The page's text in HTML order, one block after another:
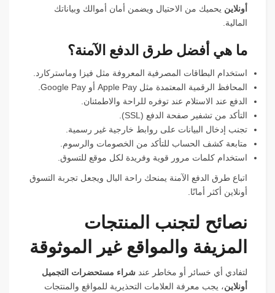
أونلاين يحميك من الاحتيال ويضمن أمان أموالك وبياناتك
المالية.
ما هي أفضل طرق الدفع الآمنة؟
استخدام البطاقات المصرفية المعروفة مثل فيزا وماستركارد.
المحافظ الرقمية المعتمدة مثل Apple Pay أو Google Pay.
الدفع عند الاستلام عند توفره للراحة والاطمئنان.
التأكد من تشفير صفحة الدفع (SSL).
تجنب إدخال البيانات على روابط خارجية غير رسمية.
متابعة كشف الحساب للتأكد من الخصومات والرسوم.
استخدام كلمات مرور قوية وفريدة لكل موقع للتسوق.
اتباع طرق الدفع الآمنة يمنحك راحة البال ويجعل تجربة التسوق
أونلاين أكثر أمانًا.
نصائح لتجنب المنتجات
المزيفة والمواقع غير الموثوقة
لتفادي أي خسائر أو مخاطر عند شراء مستحضرات التجميل
أونلاين، يجب معرفة العلامات التحذيرية للمواقع والمنتجات